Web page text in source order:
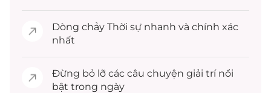
Dòng chảy Thời sự nhanh và chính xác
nhất
Đừng bỏ lỡ các câu chuyện giải trínổi
bật trong ngày